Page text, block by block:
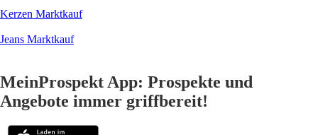
Kerzen Marktkauf
Jeans Marktkauf
MeinProspekt App: Prospekte und
Angebote immer griffbereit!